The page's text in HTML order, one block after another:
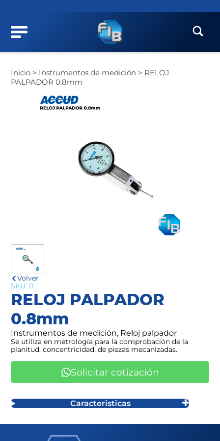
Inicio > Instrumentos de medición > RELOJ
PALPADOR 0.8mm
Volver
SKU: 0
RELOJ PALPADOR
0.8mm
Instrumentos de medición, Reloj palpador
Se utiliza en metrología para la comprobación de la
planitud, concentricidad, de piezas mecanizadas.
Solicitar cotización
Caracteristicas